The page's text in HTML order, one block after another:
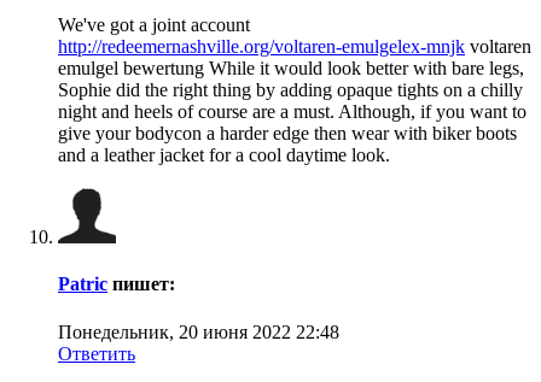
We've got a joint account
http://redeemernashville.org/voltaren-emulgelex-mnjk voltaren
emulgel bewertung While it would look better with bare legs,
Sophie did the right thing by adding opaque tights on a chilly
night and heels of course are a must. Although, if you want to
give your bodycon a harder edge then wear with biker boots
and a leather jacket for a cool daytime look.
Patric пишет:
Понедельник, 20 июня 2022 22:48
Ответить